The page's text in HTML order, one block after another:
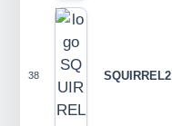
38 SQUIRREL2